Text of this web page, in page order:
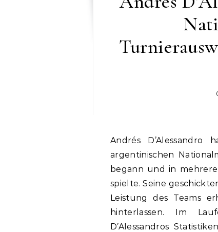
Andrés D’Alessandro hat eine herausragende Geschichte mit der
argentinischen
begann und in
spielte. Seine
Leistung des Teams
hinterlassen. Im
D’Alessandros